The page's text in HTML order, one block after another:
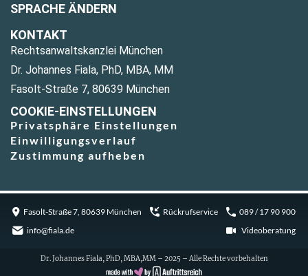
SPRACHE ÄNDERN
KONTAKT
Rechtsanwaltskanzlei München
Dr. Johannes Fiala, PhD, MBA, MM
Fasolt-Straße 7, 80639 München
COOKIE-EINSTELLUNGEN
Privatsphäre Einstellungen
Einwilligungsverlauf
Zustimmung aufheben
Fasolt-Straße 7, 80639 München Rückrufservice
089 / 17 90 900
info@fiala.de
Videoberatung
Dr. Johannes Fiala, PhD, MBA,MM – 2025 – Alle Rechte vorbehalten